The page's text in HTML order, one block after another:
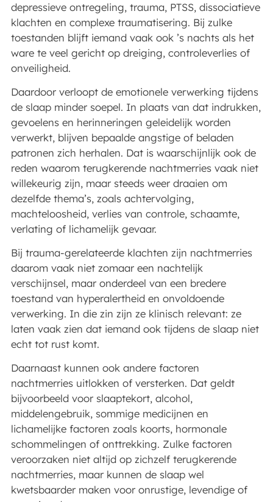
depressieve ontregeling, trauma, PTSS, dissociatieve
klachten en complexe traumatisering. Bij zulke
toestanden blijft iemand vaak ook ’s nachts als het
ware te veel gericht op dreiging, controleverlies of
onveiligheid.
Daardoor verloopt de emotionele verwerking tijdens
de slaap minder soepel. In plaats van dat indrukken,
gevoelens en herinneringen geleidelijk worden
verwerkt, blijven bepaalde angstige of beladen
patronen zich herhalen. Dat is waarschijnlijk ook de
reden waarom terugkerende nachtmerries vaak niet
willekeurig zijn, maar steeds weer draaien om
dezelfde thema’s, zoals achtervolging,
machteloosheid, verlies van controle, schaamte,
verlating of lichamelijk gevaar.
Bij trauma-gerelateerde klachten zijn nachtmerries
daarom vaak niet zomaar een nachtelijk
verschijnsel, maar onderdeel van een bredere
toestand van hyperalertheid en onvoldoende
verwerking. In die zin zijn ze klinisch relevant: ze
laten vaak zien dat iemand ook tijdens de slaap niet
echt tot rust komt.
Daarnaast kunnen ook andere factoren
nachtmerries uitlokken of versterken. Dat geldt
bijvoorbeeld voor slaaptekort, alcohol,
middelengebruik, sommige medicijnen en
lichamelijke factoren zoals koorts, hormonale
schommelingen of onttrekking. Zulke factoren
veroorzaken niet altijd op zichzelf terugkerende
nachtmerries, maar kunnen de slaap wel
kwetsbaarder maken voor onrustige, levendige of